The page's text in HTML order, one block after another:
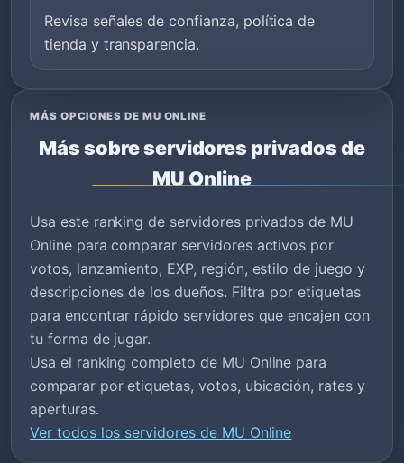
Revisa señales de confianza, política de
tienda y transparencia.
MÁS OPCIONES DE MU ONLINE
Más sobre servidores privados de
MU Online
Usa este ranking de servidores privados de MU
Online para comparar servidores activos por
votos, lanzamiento, EXP, región, estilo de juego y
descripciones de los dueños. Filtra por etiquetas
para encontrar rápido servidores que encajen con
tu forma de jugar.
Usa el ranking completo de MU Online para
comparar por etiquetas, votos, ubicación, rates y
aperturas.
Ver todos los servidores de MU Online